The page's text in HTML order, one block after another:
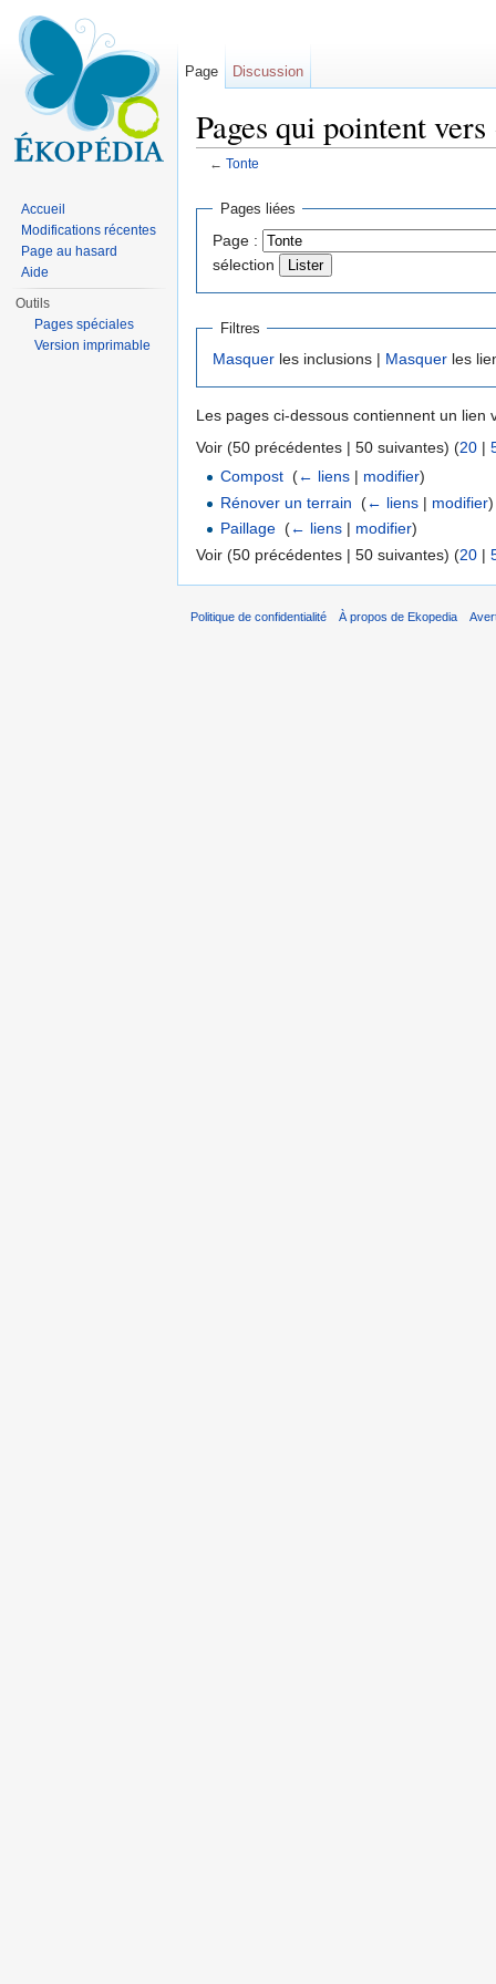
Pages qui pointent
← Tonte
Pages liées
Page :
sélection
Filtres
Masquer les inclusions | Masquer les
Les pages ci-dessous contiennent un lien
Voir (50 précédentes | 50 suivantes) (20 |
Compost (← liens | modifier)
Rénover un terrain
(← liens | modifier)
Paillage (← liens | modifier)
Voir (50 précédentes | 50 suivantes) (20 |
Page Discussion
Accueil
Modifications récentes
Page au hasard
Aide
Outils
Pages spéciales
Version imprimable
Politique de confidentialité À propos de Ekopedia